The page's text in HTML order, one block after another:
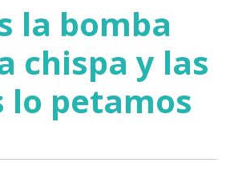
la bomba
chispa y las
lo petamos